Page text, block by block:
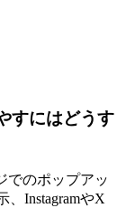
すにはどうす
でのポップアッ
InstagramやX